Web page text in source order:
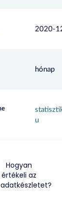
2020-
hónap
u
Hogyan
értékeli az
adatkészletet?